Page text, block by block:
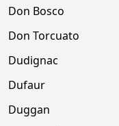
Don Bosco
Don Torcuato
Dudignac
Dufaur
Duggan